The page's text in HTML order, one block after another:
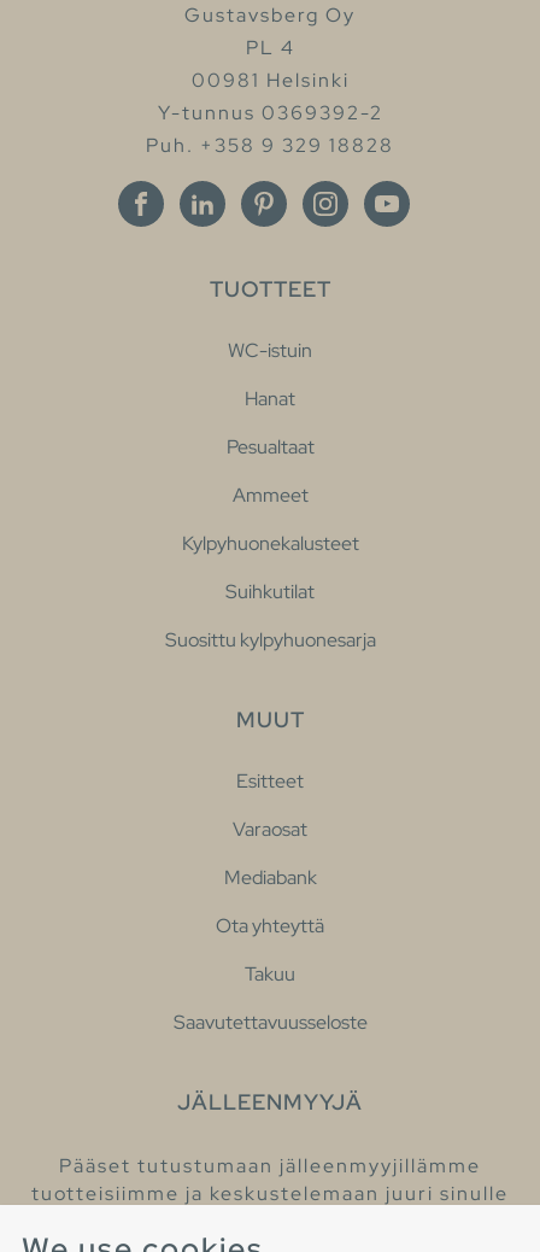
Gustavsberg Oy
PL 4
00981 Helsinki
Y-tunnus 0369392-2
Puh. +358 9 329 18828
TUOTTEET
WC-istuin
Hanat
Pesualtaat
Ammeet
Kylpyhuonekalusteet
Suihkutilat
Suosittu kylpyhuonesarja
MUUT
Esitteet
Varaosat
Mediabank
Ota yhteyttä
Takuu
Saavutettavuusseloste
JÄLLEENMYYJÄ
Pääset tutustumaan jälleenmyyjillämme
tuotteisiimme ja keskustelemaan juuri sinulle